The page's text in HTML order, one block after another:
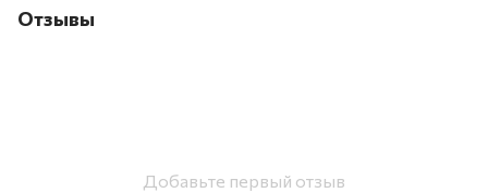
Отзывы
Добавьте первый отзыв